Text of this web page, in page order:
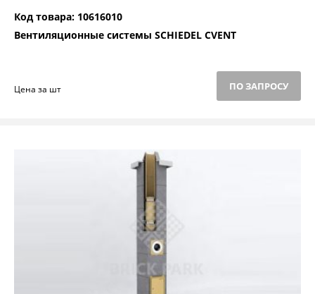
Код товара: 10616010
Вентиляционные системы SCHIEDEL CVENT
Цена за шт ПО ЗАПРОСУ